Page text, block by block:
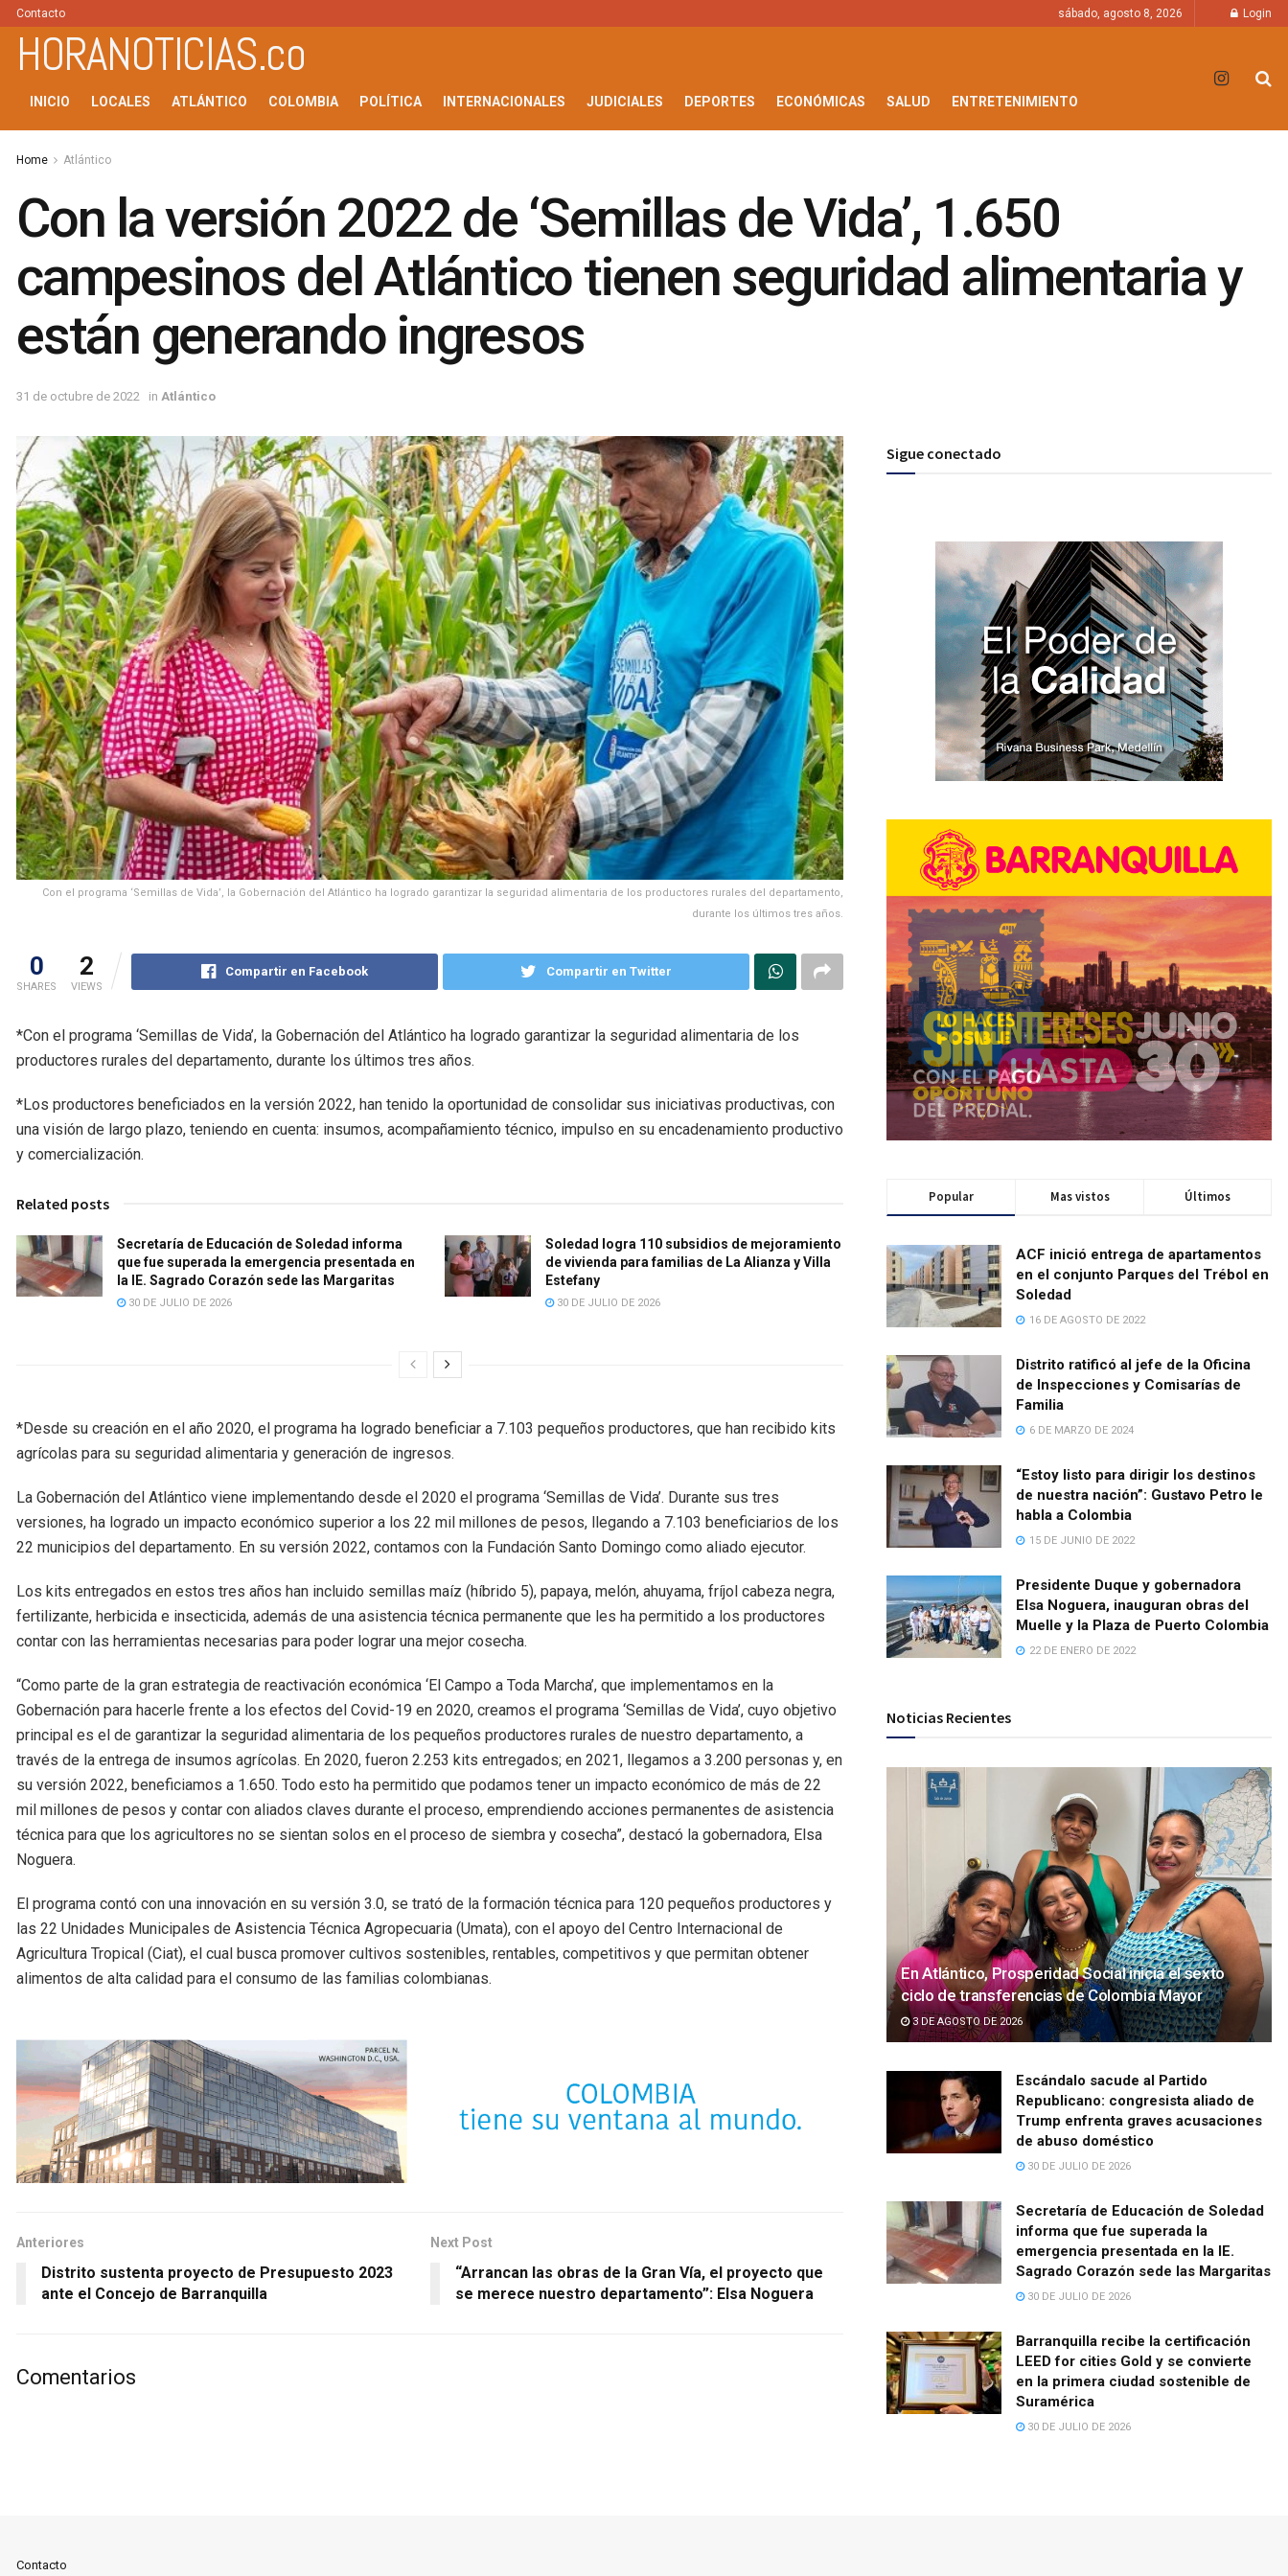
Contacto sábado, agosto 8, 2026 Login
HORANOTICIAS.co
INICIO LOCALES ATLÁNTICO COLOMBIA POLÍTICA INTERNACIONALES JUDICIALES DEPORTES ECONÓMICAS SALUD ENTRETENIMIENTO
Home Atlántico
Con la versión 2022 de ‘Semillas de Vida’, 1.650
campesinos del Atlántico tienen seguridad alimentaria y
están generando ingresos
31 de octubre de 2022 in Atlántico
Con el programa ‘Semillas de Vida’, la Gobernación del Atlántico ha logrado garantizar la seguridad alimentaria de los productores rurales del departamento,
durante los últimos tres años.
0
SHARES
2
VIEWS
Compartir en Facebook Compartir en Twitter
*Con el programa ‘Semillas de Vida’, la Gobernación del Atlántico ha logrado garantizar la seguridad alimentaria de los
productores rurales del departamento, durante los últimos tres años.
*Los productores beneficiados en la versión 2022, han tenido la oportunidad de consolidar sus iniciativas productivas, con
una visión de largo plazo, teniendo en cuenta: insumos, acompañamiento técnico, impulso en su encadenamiento productivo
y comercialización.
Related posts
Secretaría de Educación de Soledad informa
que fue superada la emergencia presentada en
la IE. Sagrado Corazón sede las Margaritas
30 DE JULIO DE 2026
Soledad logra 110 subsidios de mejoramiento
de vivienda para familias de La Alianza y Villa
Estefany
30 DE JULIO DE 2026
*Desde su creación en el año 2020, el programa ha logrado beneficiar a 7.103 pequeños productores, que han recibido kits
agrícolas para su seguridad alimentaria y generación de ingresos.
La Gobernación del Atlántico viene implementando desde el 2020 el programa ‘Semillas de Vida’. Durante sus tres
versiones, ha logrado un impacto económico superior a los 22 mil millones de pesos, llegando a 7.103 beneficiarios de los
22 municipios del departamento. En su versión 2022, contamos con la Fundación Santo Domingo como aliado ejecutor.
Los kits entregados en estos tres años han incluido semillas maíz (híbrido 5), papaya, melón, ahuyama, fríjol cabeza negra,
fertilizante, herbicida e insecticida, además de una asistencia técnica permanente que les ha permitido a los productores
contar con las herramientas necesarias para poder lograr una mejor cosecha.
“Como parte de la gran estrategia de reactivación económica ‘El Campo a Toda Marcha’, que implementamos en la
Gobernación para hacerle frente a los efectos del Covid-19 en 2020, creamos el programa ‘Semillas de Vida’, cuyo objetivo
principal es el de garantizar la seguridad alimentaria de los pequeños productores rurales de nuestro departamento, a
través de la entrega de insumos agrícolas. En 2020, fueron 2.253 kits entregados; en 2021, llegamos a 3.200 personas y, en
su versión 2022, beneficiamos a 1.650. Todo esto ha permitido que podamos tener un impacto económico de más de 22
mil millones de pesos y contar con aliados claves durante el proceso, emprendiendo acciones permanentes de asistencia
técnica para que los agricultores no se sientan solos en el proceso de siembra y cosecha”, destacó la gobernadora, Elsa
Noguera.
El programa contó con una innovación en su versión 3.0, se trató de la formación técnica para 120 pequeños productores y
las 22 Unidades Municipales de Asistencia Técnica Agropecuaria (Umata), con el apoyo del Centro Internacional de
Agricultura Tropical (Ciat), el cual busca promover cultivos sostenibles, rentables, competitivos y que permitan obtener
alimentos de alta calidad para el consumo de las familias colombianas.
Anteriores
Distrito sustenta proyecto de Presupuesto 2023
ante el Concejo de Barranquilla
Next Post
“Arrancan las obras de la Gran Vía, el proyecto que
se merece nuestro departamento”: Elsa Noguera
Comentarios
Sigue conectado
Popular Mas vistos Últimos
ACF inició entrega de apartamentos
en el conjunto Parques del Trébol en
Soledad
16 DE AGOSTO DE 2022
Distrito ratificó al jefe de la Oficina
de Inspecciones y Comisarías de
Familia
6 DE MARZO DE 2024
“Estoy listo para dirigir los destinos
de nuestra nación”: Gustavo Petro le
habla a Colombia
15 DE JUNIO DE 2022
Presidente Duque y gobernadora
Elsa Noguera, inauguran obras del
Muelle y la Plaza de Puerto Colombia
22 DE ENERO DE 2022
Noticias Recientes
En Atlántico, Prosperidad Social inicia el sexto
ciclo de transferencias de Colombia Mayor
3 DE AGOSTO DE 2026
Escándalo sacude al Partido
Republicano: congresista aliado de
Trump enfrenta graves acusaciones
de abuso doméstico
30 DE JULIO DE 2026
Secretaría de Educación de Soledad
informa que fue superada la
emergencia presentada en la IE.
Sagrado Corazón sede las Margaritas
30 DE JULIO DE 2026
Barranquilla recibe la certificación
LEED for cities Gold y se convierte
en la primera ciudad sostenible de
Suramérica
30 DE JULIO DE 2026
Contacto